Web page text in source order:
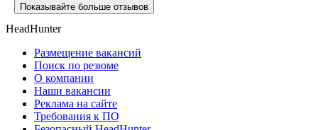
Показывайте больше отзывов
HeadHunter
Размещение вакансий
Поиск по резюме
О компании
Наши вакансии
Реклама на сайте
Требования к ПО